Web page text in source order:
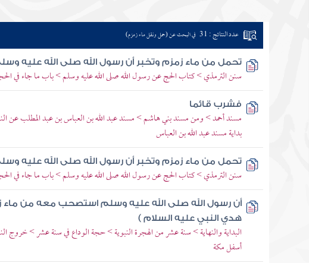
عدد النتائج : 31 في البحث عن (حمل ونقل ماء زمزم)
تحمل من ماء زمزم وتخبر أن رسول الله صلى الله عليه
سنن الترمذي > كتاب الحج عن رسول الله صلى الله عليه وسلم > باب ما جاء في
فشرب قائما
مسند أحمد > ومن مسند بني هاشم > مسند عبد الله بن العباس بن عبد المطلب عن
بداية مسند عبد الله بن العباس
تحمل من ماء زمزم وتخبر أن رسول الله صلى الله عليه
سنن الترمذي > كتاب الحج عن رسول الله صلى الله عليه وسلم > باب ما جاء في
أن رسول الله صلى الله عليه وسلم استصحب معه من ماء
هدي النبي عليه السلام )
البداية والنهاية > سنة عشر من الهجرة النبوية > حجة الوداع في سنة عشر > خروج
أسفل مكة